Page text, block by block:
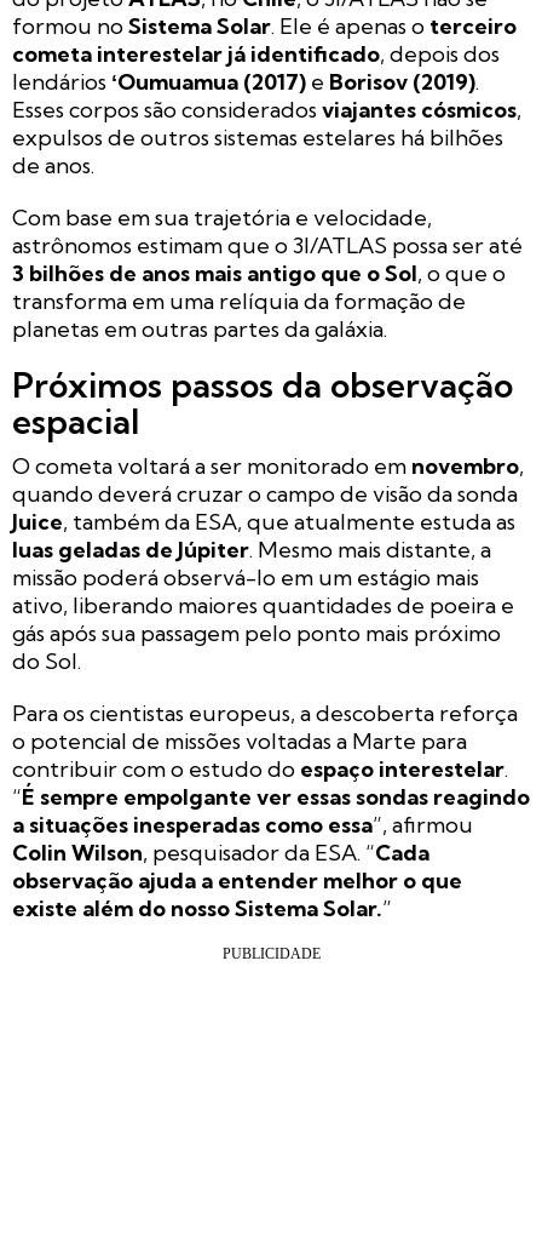
formou noSistema Solar. Ele é apenas o terceiro
cometa interestelar já identificado, depois dos
lendários ʻOumuamua (2017) e Borisov (2019).
Esses corpos são consideradosviajantes cósmicos,
expulsos de outros sistemas estelares há bilhões
de anos.
Com base em sua trajetória e velocidade,
astrônomos estimam que o 3I/ATLAS possa ser até
3 bilhões de anos mais antigo que o Sol, o que o
transforma em uma relíquia da formação de
planetas em outras partes da galáxia.
Próximos passos da observação
espacial
O cometa voltará a ser monitorado em novembro,
quando deverá cruzar o campo de visão da sonda
Juice, também da ESA, que atualmente estuda as
luas geladas de Júpiter. Mesmo mais distante, a
missão poderá observá-lo em um estágio mais
ativo, liberando maiores quantidades de poeira e
gás após sua passagem pelo ponto mais próximo
do Sol.
Para os cientistas europeus, a descoberta reforça
o potencial de missões voltadas a Marte para
contribuir com o estudo do espaço interestelar.
“É sempre empolgante ver essas sondas reagindo
a situações inesperadas como essa”, afirmou
Colin Wilson, pesquisador da ESA. “Cada
observação ajuda a entender melhor o que
existe além do nosso Sistema Solar.”